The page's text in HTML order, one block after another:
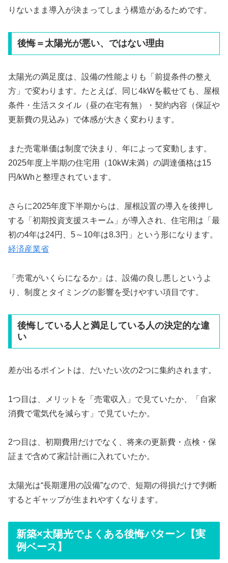
りないまま導入が決まってしまう構造があるためです。
後悔＝太陽光が悪い、ではない理由
太陽光の満足度は、設備の性能よりも「前提条件の整え
方」で変わります。たとえば、同じ4kWを載せても、屋根
条件・生活スタイル（昼の在宅有無）・契約内容（保証や
更新費の見込み）で体感が大きく変わります。
また売電単価は制度で決まり、年によって変動します。
2025年度上半期の住宅用（10kW未満）の調達価格は15
円/kWhと整理されています。
さらに2025年度下半期からは、屋根設置の導入を後押し
する「初期投資支援スキーム」が導入され、住宅用は「最
初の4年は24円、5～10年は8.3円」という形になります。
経済産業省
「売電がいくらになるか」は、設備の良し悪しというよ
り、制度とタイミングの影響を受けやすい項目です。
後悔している人と満足している人の決定的な違
い
差が出るポイントは、だいたい次の2つに集約されます。
1つ目は、メリットを「売電収入」で見ていたか、「自家
消費で電気代を減らす」で見ていたか。
2つ目は、初期費用だけでなく、将来の更新費・点検・保
証まで含めて家計計画に入れていたか。
太陽光は“長期運用の設備”なので、短期の得損だけで判断
するとギャップが生まれやすくなります。
新築×太陽光でよくある後悔パターン【実
例ベース】